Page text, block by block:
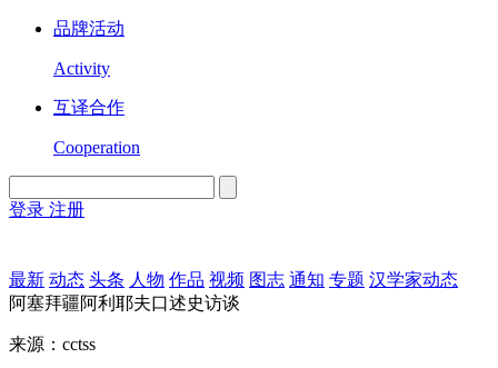
品牌活动
Activity
互译合作
Cooperation
登录 注册
最新 动态 头条 人物 作品 视频 图志 通知 专题 汉学家动态
阿塞拜疆阿利耶夫口述史访谈
来源：cctss